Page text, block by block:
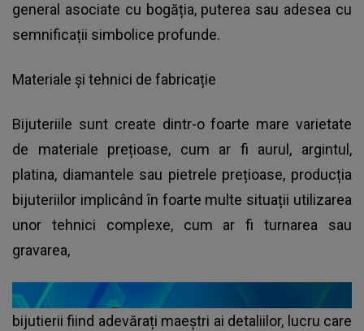
general asociate cu bogăția, puterea sau adesea cu
semnificații simbolice profunde.
Materiale și tehnici de fabricație
Bijuteriile sunt create dintr-o foarte mare varietate
de materiale prețioase, cum ar fi aurul, argintul,
platina, diamantele sau pietrele prețioase, producția
bijuteriilor implicând în foarte multe situații utilizarea
unor tehnici complexe, cum ar fi turnarea sau
gravarea,
bijutierii fiind adevărați maeștri ai detaliilor, lucru care